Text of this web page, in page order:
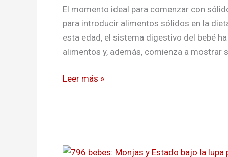
El momento ideal para comenzar con
para introducir alimentos sólidos en la
esta edad, el sistema digestivo del bebé
alimentos y, además, comienza a mostrar
a
comer
alimentos
sólidos?
Leer más »
796